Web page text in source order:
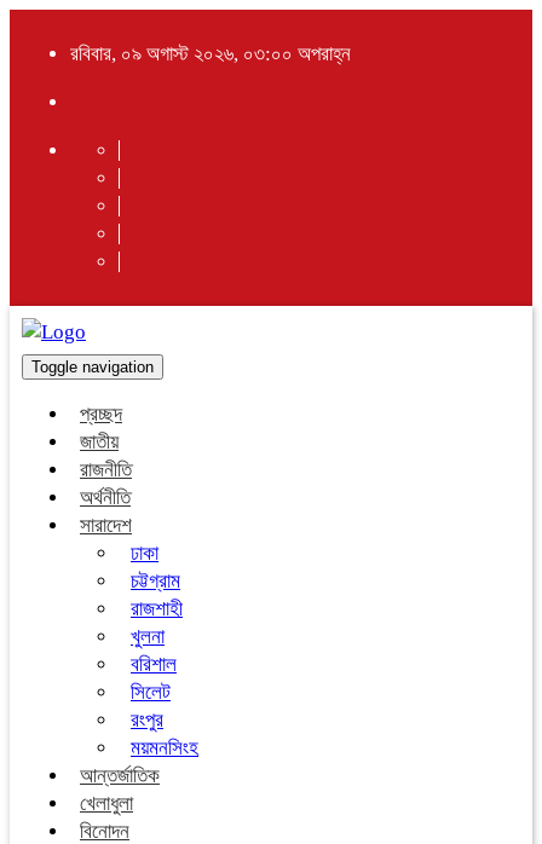
রবিবার, ০৯ অগাস্ট ২০২৬, ০৩:০০ অপরাহ্ন
Toggle navigation
প্রচ্ছদ
জাতীয়
রাজনীতি
অর্থনীতি
সারাদেশ
ঢাকা
চট্টগ্রাম
রাজশাহী
খুলনা
বরিশাল
সিলেট
রংপুর
ময়মনসিংহ
আন্তর্জাতিক
খেলাধুলা
বিনোদন